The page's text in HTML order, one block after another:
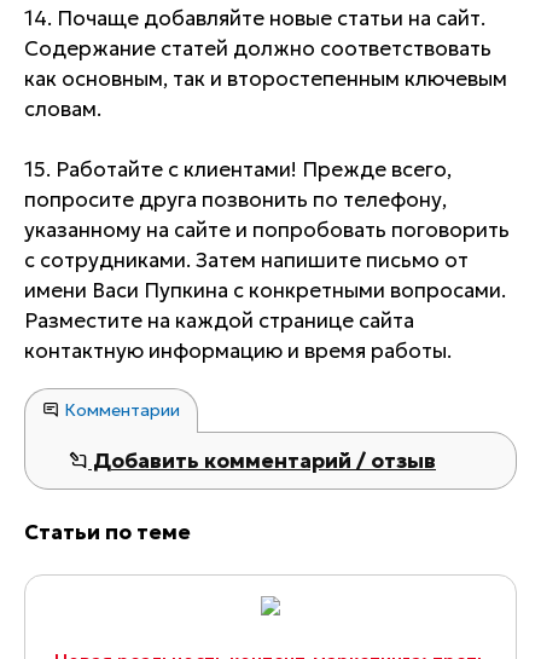
14. Почаще добавляйте новые статьи на сайт.
Содержание статей должно соответствовать
как основным, так и второстепенным ключевым
словам.
15. Работайте с клиентами! Прежде всего,
попросите друга позвонить по телефону,
указанному на сайте и попробовать поговорить
с сотрудниками. Затем напишите письмо от
имени Васи Пупкина с конкретными вопросами.
Разместите на каждой странице сайта
контактную информацию и время работы.
Комментарии
Добавить комментарий / отзыв
Статьи по теме